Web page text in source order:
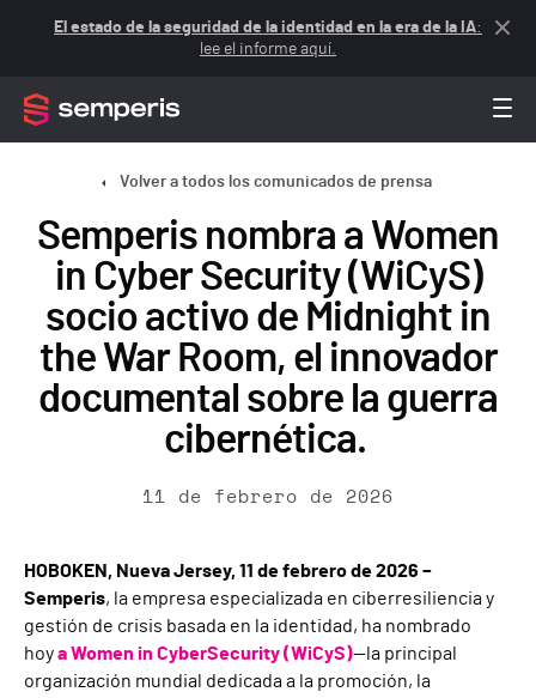
El estado de la seguridad de la identidad en la era de la IA:
lee el informe aquí.
Volver a todos los comunicados de prensa
Semperis nombra a Women
in Cyber Security (WiCyS)
socio activo de Midnight in
the War Room, el innovador
documental sobre la guerra
cibernética.
11 de febrero de 2026
HOBOKEN, Nueva Jersey, 11 de febrero de 2026 –
Semperis, la empresa especializada en ciberresiliencia y
gestión de crisis basada en la identidad, ha nombrado
hoya Women in CyberSecurity (WiCyS)—la principal
organización mundial dedicada a la promoción, la